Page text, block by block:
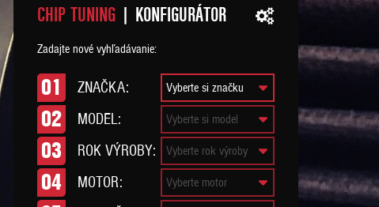
CHIP TUNING | KONFIGURÁTOR
Zadajte nové vyhľadávanie:
01 ZNAČKA:
02 MODEL:
03 ROK VÝROBY:
04 MOTOR: